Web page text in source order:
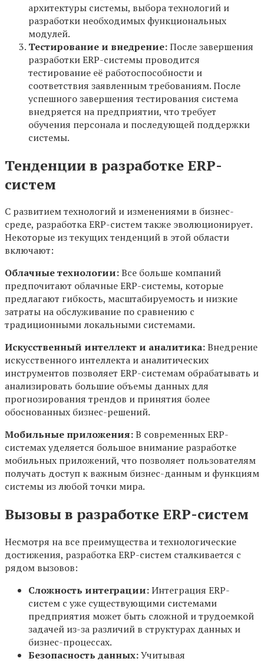
архитектуры системы, выбора технологий и
разработки необходимых функциональных
модулей.
Тестирование и внедрение:После завершения
разработки ERP-системы проводится
тестирование её работоспособности и
соответствия заявленным требованиям. После
успешного завершения тестирования система
внедряется на предприятии, что требует
обучения персонала и последующей поддержки
системы.
Тенденции в разработке ERP-
систем
С развитием технологий и изменениями в бизнес-
среде, разработка ERP-систем также эволюционирует.
Некоторые из текущих тенденций в этой области
включают:
Облачные технологии:Все больше компаний
предпочитают облачные ERP-системы, которые
предлагают гибкость, масштабируемость и низкие
затраты на обслуживание по сравнению с
традиционными локальными системами.
Искусственный интеллект и аналитика:Внедрение
искусственного интеллекта и аналитических
инструментов позволяет ERP-системам обрабатывать и
анализировать большие объемы данных для
прогнозирования трендов и принятия более
обоснованных бизнес-решений.
Мобильные приложения:В современных ERP-
системах уделяется большое внимание разработке
мобильных приложений, что позволяет пользователям
получать доступ к важным бизнес-данным и функциям
системы из любой точки мира.
Вызовы в разработке ERP-систем
Несмотря на все преимущества и технологические
достижения, разработка ERP-систем сталкивается с
рядом вызовов:
Сложность интеграции:Интеграция ERP-
систем с уже существующими системами
предприятия может быть сложной и трудоемкой
задачей из-за различий в структурах данных и
бизнес-процессах.
Безопасность данных:Учитывая